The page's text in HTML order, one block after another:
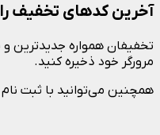
آخرین کدهای تخفیف
تخفیفان همواره جدیدترین
مرورگر خود ذخیره کنید.
همچنین می‌توانید با ثبت